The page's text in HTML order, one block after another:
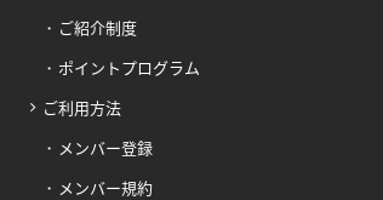
ご紹介制度
ポイントプログラム
ご利用方法
メンバー登録
メンバー規約